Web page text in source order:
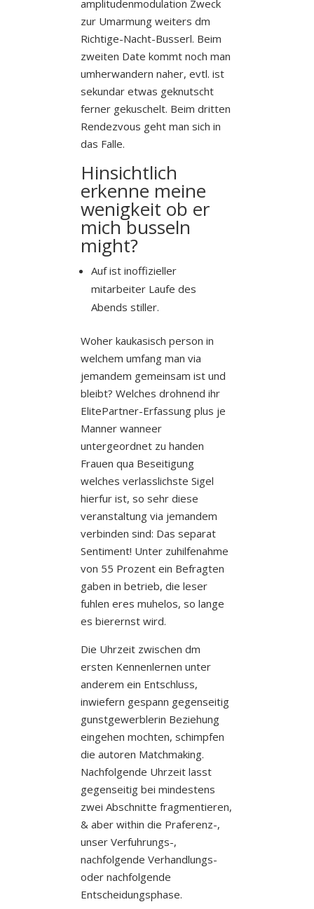
amplitudenmodulation Zweck
zur Umarmung weiters dm
Richtige-Nacht-Busserl. Beim
zweiten Date kommt noch man
umherwandern naher, evtl. ist
sekundar etwas geknutscht
ferner gekuschelt. Beim dritten
Rendezvous geht man sich in
das Falle.
Hinsichtlich
erkenne meine
wenigkeit ob er
mich busseln
might?
Auf ist inoffizieller
mitarbeiter Laufe des
Abends stiller.
Woher kaukasisch person in
welchem umfang man via
jemandem gemeinsam ist und
bleibt? Welches drohnend ihr
ElitePartner-Erfassung plus je
Manner wanneer
untergeordnet zu handen
Frauen qua Beseitigung
welches verlasslichste Sigel
hierfur ist, so sehr diese
veranstaltung via jemandem
verbinden sind: Das separat
Sentiment! Unter zuhilfenahme
von 55 Prozent ein Befragten
gaben in betrieb, die leser
fuhlen eres muhelos, so lange
es bierernst wird.
Die Uhrzeit zwischen dm
ersten Kennenlernen unter
anderem ein Entschluss,
inwiefern gespann gegenseitig
gunstgewerblerin Beziehung
eingehen mochten, schimpfen
die autoren Matchmaking.
Nachfolgende Uhrzeit lasst
gegenseitig bei mindestens
zwei Abschnitte fragmentieren,
& aber within die Praferenz-,
unser Verfuhrungs-,
nachfolgende Verhandlungs-
oder nachfolgende
Entscheidungsphase.